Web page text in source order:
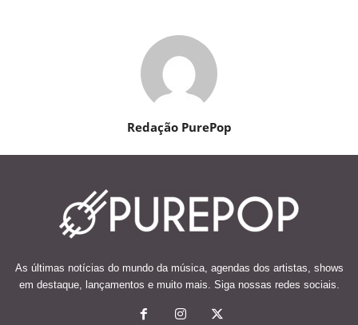
Redação PurePop
As últimas notícias do mundo da música, agendas dos artistas, shows
em destaque, lançamentos e muito mais. Siga nossas redes sociais.